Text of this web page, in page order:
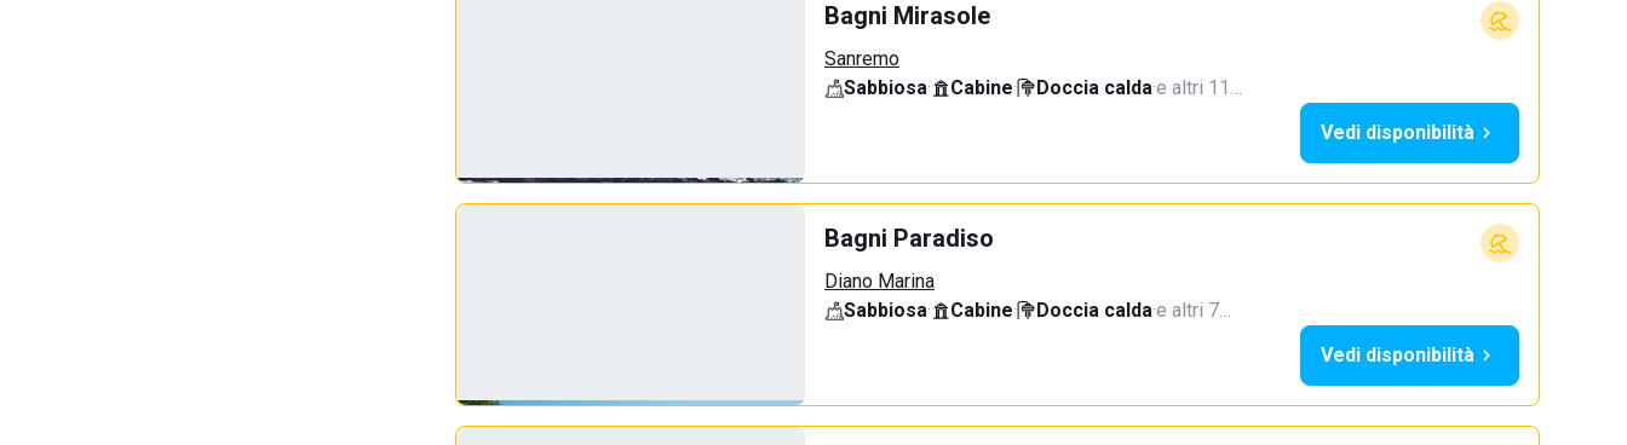
Bagni Mirasole
Sanremo
Sabbiosa· Cabine· Doccia calda·e altri 11…
Vedi disponibilità
Bagni Paradiso
Diano Marina
Sabbiosa· Cabine· Doccia calda·e altri 7…
Vedi disponibilità